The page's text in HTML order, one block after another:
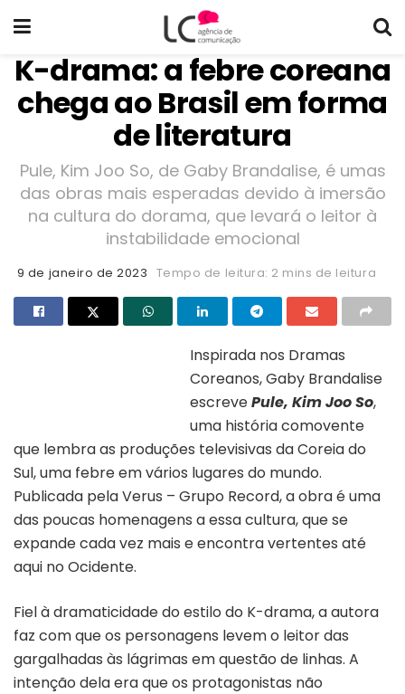
K-drama: a febre coreana
chega ao Brasil em forma
de literatura
Pule, Kim Joo So, de Gaby Brandalise, é umas
das obras mais esperadas devido à imersão
na cultura do dorama, que levará o leitor à
instabilidade emocional
9 de janeiro de 2023 Tempo de leitura: 2 mins de leitura
Inspirada nos Dramas
Coreanos, Gaby Brandalise
escrevePule, Kim Joo So,
uma história comovente
que lembra as produções televisivas da Coreia do
Sul, uma febre em vários lugares do mundo.
Publicada pela Verus – Grupo Record, a obra é uma
das poucas homenagens a essa cultura, que se
expande cada vez mais e encontra vertentes até
aqui no Ocidente.
Fiel à dramaticidade do estilo do K-drama, a autora
faz com que os personagens levem o leitor das
gargalhadas às lágrimas em questão de linhas. A
intenção dela era que os protagonistas não